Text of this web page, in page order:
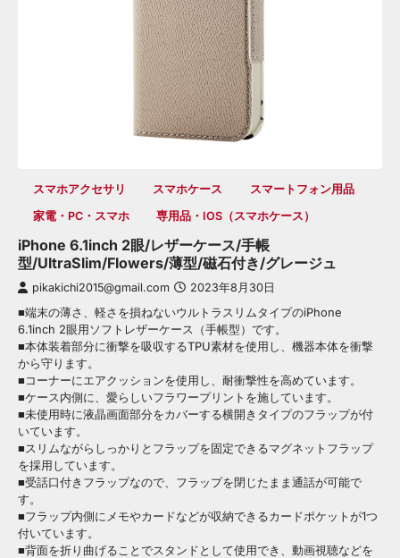
スマホアクセサリ スマホケース
スマートフォン用品
家電・PC・スマホ
専用品・iOS（スマホケース）
iPhone 6.1inch 2眼/レザーケース/手帳
型/UltraSlim/Flowers/薄型/磁石付き/グレージュ
pikakichi2015@gmail.com 2023年8月30日
■端末の薄さ、軽さを損ねないウルトラスリムタイプのiPhone
6.1inch 2眼用ソフトレザーケース（手帳型）です。
■本体装着部分に衝撃を吸収するTPU素材を使用し、機器本体を衝撃
から守ります。
■コーナーにエアクッションを使用し、耐衝撃性を高めています。
■ケース内側に、愛らしいフラワープリントを施しています。
■未使用時に液晶画面部分をカバーする横開きタイプのフラップが付
いています。
■スリムながらしっかりとフラップを固定できるマグネットフラップ
を採用しています。
■受話口付きフラップなので、フラップを閉じたまま通話が可能で
す。
■フラップ内側にメモやカードなどが収納できるカードポケットが1つ
付いています。
■背面を折り曲げることでスタンドとして使用でき、動画視聴などを